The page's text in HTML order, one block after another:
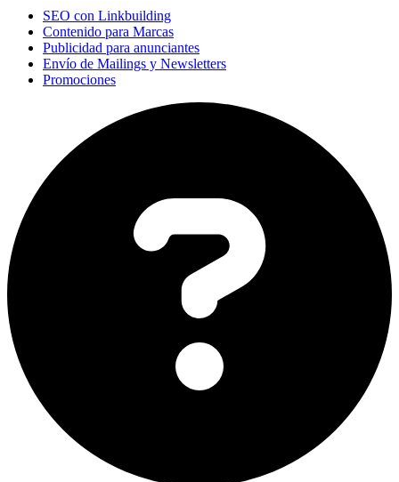
SEO con Linkbuilding
Contenido para Marcas
Publicidad para anunciantes
Envío de Mailings y Newsletters
Promociones